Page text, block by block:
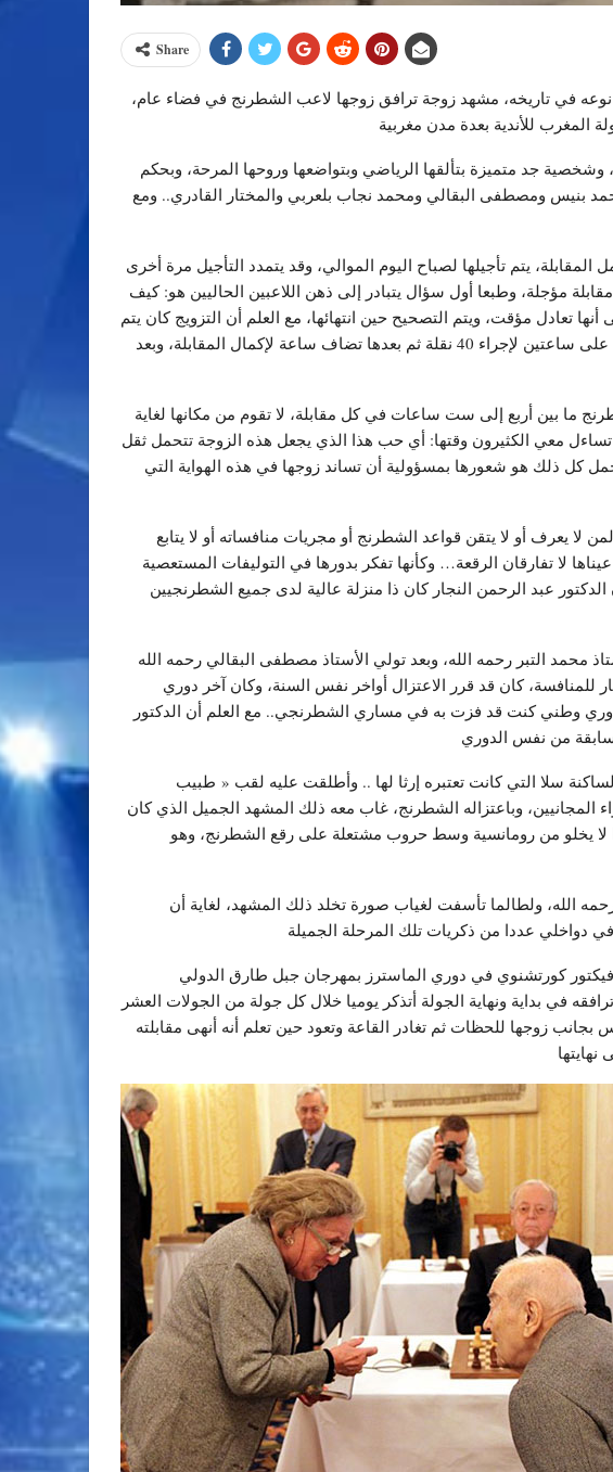
Share
من نوعه في تاريخه، مشهد زوجة ترافق زوجها لاعب الشطرنج في فضاء عام،
المغرب للأندية بعدة مدن مغربية
وشخصية جد متميزة بتألقها الرياضي وبتواضعها وروحها المرحة، وبحكم
مع جيل الرواد أمثال أحمد بنيس ومصطفى البقالي ومحمد نجاب بلعربي والمختار القادري.. ومع
ساعة ثالثة لـ 16 نقلة إضافية وبعدها، إن لم تكتمل المقابلة، يتم تأجيلها لصباح اليوم الموالي، وقد يتمدد التأجيل مرة أخرى
مؤجلة، وطبعا أول سؤال يتبادر إلى ذهن اللاعبين الحاليين هو: كيف
تعادل مؤقت، ويتم التصحيح حين انتهائها، مع العلم أن التزويج كان يتم
يدويا ويستغرق وقتا طويلا، وكانت الساعات ميكانيكية طبعا … بعد ذلك تم حذف التأجيل، وكان اللاعبان يتوفران على ساعتين لإجراء 40 نقلة ثم بعدها تضاف ساعة لإكمال المقابلة، وبعد
ما بين أربع إلى ست ساعات في كل مقابلة، لا تقوم من مكانها لغاية
تساءل معي الكثيرون وقتها: أي حب هذا الذي يجعل هذه الزوجة تتحمل ثقل
كل ذلك هو شعورها بمسؤولية أن تساند زوجها في هذه الهواية التي
يعرف أو لا يتقن قواعد الشطرنج أو مجريات منافساته أو لا يتابع
إلى جانب البطل عبد الرحمن النجار مثيرا لانتباه كل الحاضرين، ونحن سنة 1974… كانت عيناها لا تفارقان الرقعة… وكأنها تفكر بدورها في التوليفات المستعصية
عبد الرحمن النجار كان ذا منزلة عالية لدى جميع الشطرنجيين
محمد التبر رحمه الله، وبعد تولي الأستاذ مصطفى البقالي رحمه الله
النجار للمنافسة، كان قد قرر الاعتزال أواخر نفس السنة، وكان آخر دوري
وطني كنت قد فزت به في مساري الشطرنجي.. مع العلم أن الدكتور
سلا التي كانت تعتبره إرثا لها .. وأطلقت عليه لقب « طبيب
المجانيين، وباعتزاله الشطرنج، غاب معه ذلك المشهد الجميل الذي كان
لا يخلو من رومانسية وسط حروب مشتعلة على رقع الشطرنج، وهو
الله، ولطالما تأسفت لغياب صورة تخلد ذلك المشهد، لغاية أن
دواخلي عددا من ذكريات تلك المرحلة الجميلة
فيكتور كورتشنوي في دوري الماسترز بمهرجان جبل طارق الدولي
في بداية ونهاية الجولة أتذكر يوميا خلال كل جولة من الجولات العشر
زوجها للحظات ثم تغادر القاعة وتعود حين تعلم أنه أنهى مقابلته